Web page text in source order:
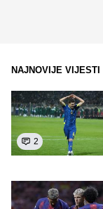
NAJNOVIJE VIJESTI
2